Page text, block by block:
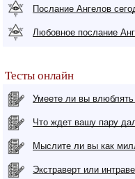
Послание Ангелов
Любовное послание
Тесты онлайн
Умеете ли вы влюблять
Что ждет вашу пару
Мыслите ли вы как
Экстраверт или